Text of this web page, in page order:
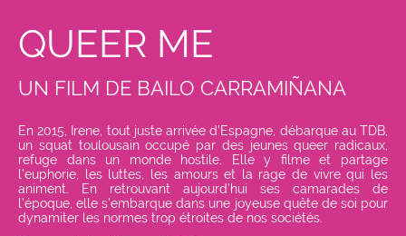
QUEER ME
UN FILM DE BAILO CARRAMIÑANA
En 2015, Irene, tout juste arrivée d’Espagne, débarque au TDB,
un squat toulousain occupé par des jeunes queer radicaux,
refuge dans un monde hostile. Elle y filme et partage
l’euphorie, les luttes, les amours et la rage de vivre qui les
animent. En retrouvant aujourd’hui ses camarades de
l’époque, elle s’embarque dans une joyeuse quête de soi pour
dynamiter les normes trop étroites de nos sociétés.